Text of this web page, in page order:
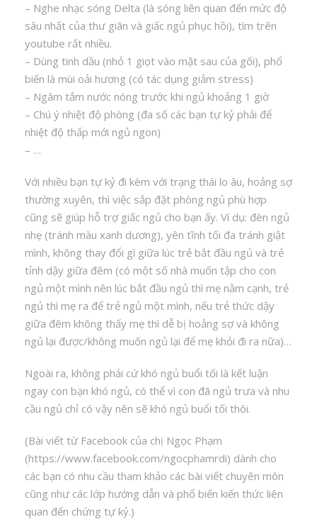
– Nghe nhạc sóng Delta (là sóng liên quan đến mức độ
sâu nhất của thư giãn và giấc ngủ phục hồi), tìm trên
youtube rất nhiều.
– Dùng tinh dầu (nhỏ 1 giọt vào mặt sau của gối), phổ
biến là mùi oải hương (có tác dụng giảm stress)
– Ngâm tắm nước nóng trước khi ngủ khoảng 1 giờ
– Chú ý nhiệt độ phòng (đa số các bạn tự kỷ phải để
nhiệt độ thấp mới ngủ ngon)
– …
Với nhiều bạn tự kỷ đi kèm với trạng thái lo âu, hoảng sợ
thường xuyên, thì việc sắp đặt phòng ngủ phù hợp
cũng sẽ giúp hỗ trợ giấc ngủ cho bạn ấy. Ví dụ: đèn ngủ
nhẹ (tránh màu xanh dương), yên tĩnh tối đa tránh giật
mình, không thay đổi gì giữa lúc trẻ bắt đầu ngủ và trẻ
tỉnh dậy giữa đêm (có một số nhà muốn tập cho con
ngủ một mình nên lúc bắt đầu ngủ thì mẹ nằm cạnh, trẻ
ngủ thì mẹ ra để trẻ ngủ một mình, nếu trẻ thức dậy
giữa đêm không thấy mẹ thì dễ bị hoảng sợ và không
ngủ lại được/không muốn ngủ lại để mẹ khỏi đi ra nữa)…
Ngoài ra, không phải cứ khó ngủ buổi tối là kết luận
ngay con bạn khó ngủ, có thể vì con đã ngủ trưa và nhu
cầu ngủ chỉ có vậy nên sẽ khó ngủ buổi tối thôi.
(Bài viết từ Facebook của chị Ngọc Phạm
(https://www.facebook.com/ngocphamrdi) dành cho
các bạn có nhu cầu tham khảo các bài viết chuyên môn
cũng như các lớp hướng dẫn và phổ biến kiến thức liên
quan đến chứng tự kỷ.)